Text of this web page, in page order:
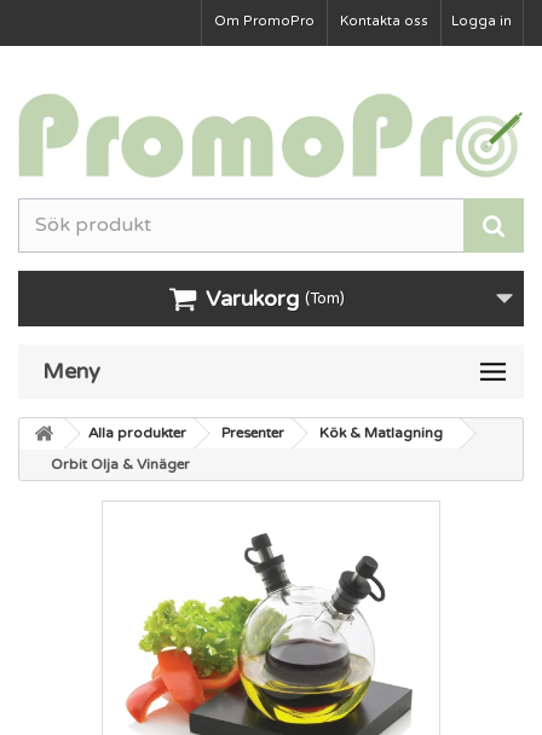
Logga in
Kontakta oss
Om PromoPro
Varukorg (Tom)
Meny
Alla produkter Presenter
Kök & Matlagning
Orbit Olja & Vinäger